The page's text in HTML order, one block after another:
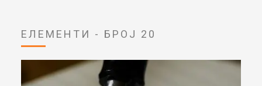
ЕЛЕМЕНТИ - БРОЈ 20